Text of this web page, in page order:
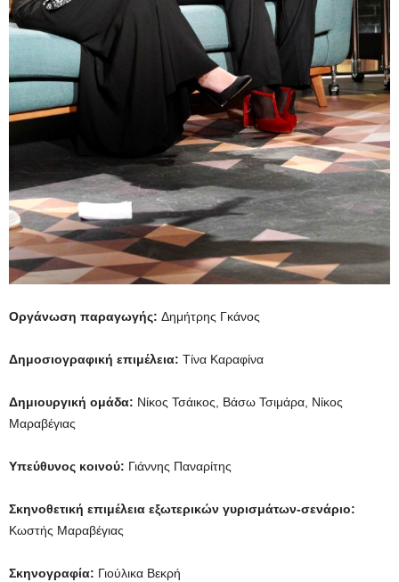
Οργάνωση παραγωγής: Δημήτρης Γκάνος
Δημοσιογραφική επιμέλεια: Τίνα Καραφίνα
Δημιουργική ομάδα: Νίκος Τσάικος, Βάσω Τσιμάρα, Νίκος
Μαραβέγιας
Υπεύθυνος κοινού: Γιάννης Παναρίτης
Σκηνοθετική επιμέλεια εξωτερικών γυρισμάτων-σενάριο:
Κωστής Μαραβέγιας
Σκηνογραφία: Γιούλικα Βεκρή